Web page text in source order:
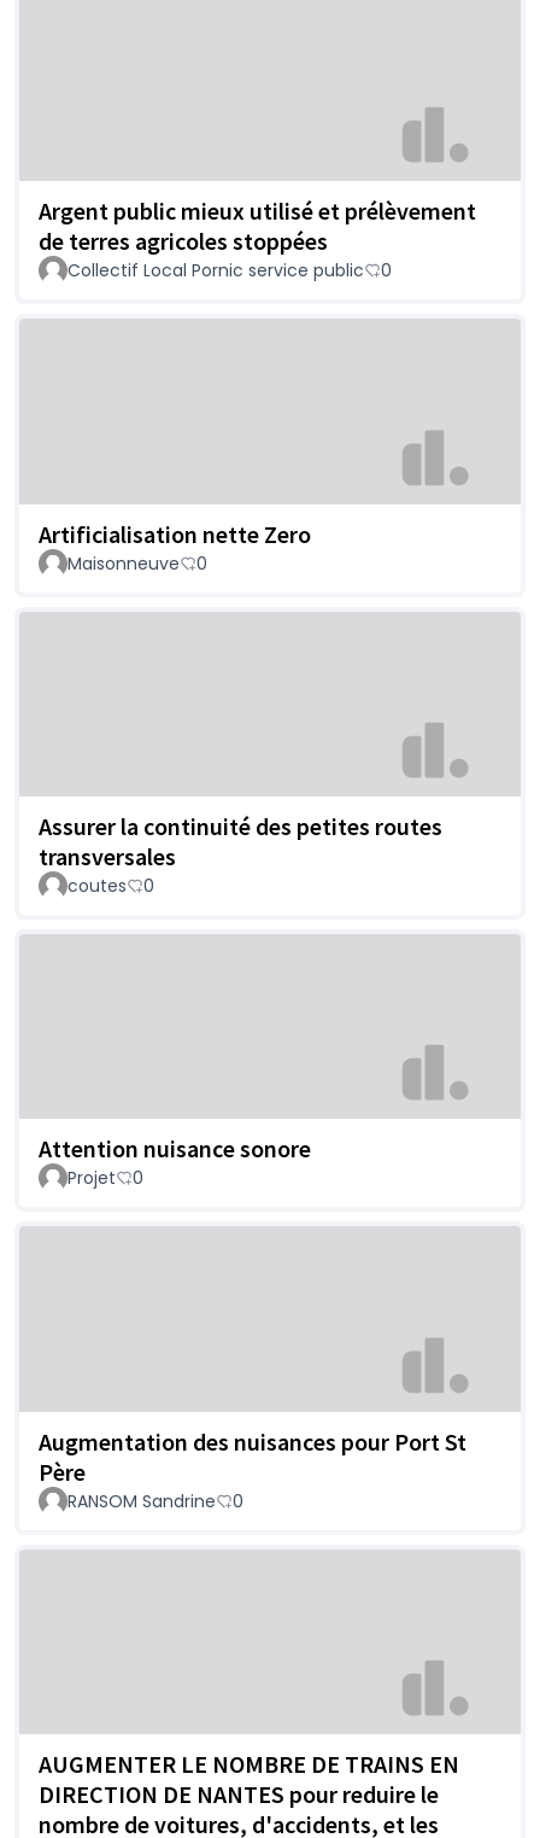
Argent public mieux utilisé et prélèvement
de terres agricoles stoppées
Collectif Local Pornic service public 0
Artificialisation nette Zero
Maisonneuve 0
Assurer la continuité des petites routes
transversales
coutes 0
Attention nuisance sonore
Projet 0
Augmentation des nuisances pour Port St
Père
RANSOM Sandrine 0
AUGMENTER LE NOMBRE DE TRAINS EN
DIRECTION DE NANTES pour reduire le
nombre de voitures, d'accidents, et les